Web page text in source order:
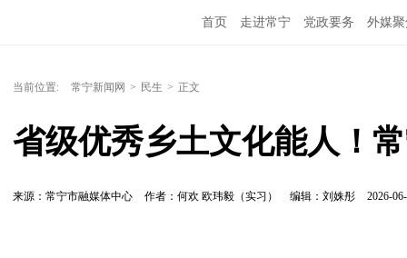
首页 走进常宁 党政要务 外媒
当前位置: 常宁新闻网 > 民生 > 正文
省级优秀乡土文化能人！
来源：常宁市融媒体中心 作者：何欢 欧玮毅（实习） 编辑：刘姝彤 2026-